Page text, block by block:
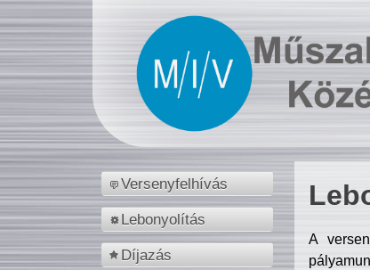
Versenyfelhívás
Lebonyolítás
Díjazás
A